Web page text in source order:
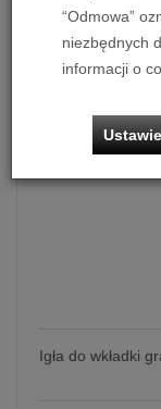
Powiadom
Igła do wkładki
“Odmowa”
niezbędnych
informacji o